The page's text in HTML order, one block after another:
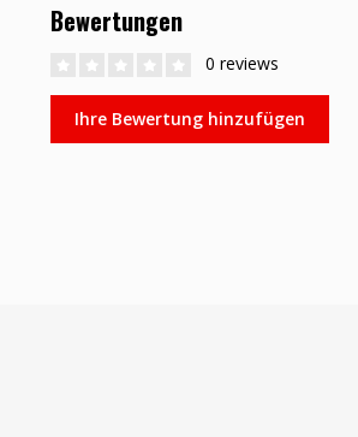
Bewertungen
0 reviews
Ihre Bewertung hinzufügen